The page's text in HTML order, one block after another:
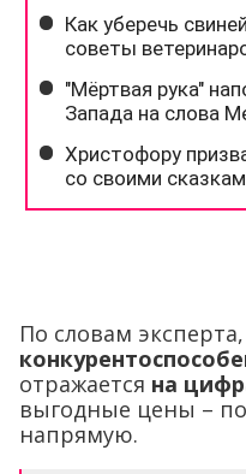
По словам
отражается на
выгодные цены –
напрямую.